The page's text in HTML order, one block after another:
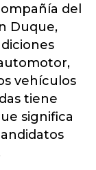
del
Duque,
vehículos
tiene
significa